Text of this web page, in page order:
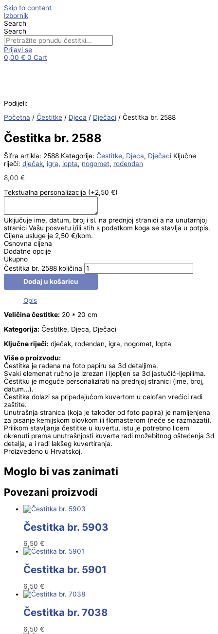
Skip to content
Izbornik
Search
Search
Prijavi se
0,00 € 0 Cart
Podijeli:
Početna / Čestitke / Djeca / Dječaci / Čestitka br. 2588
Čestitka br. 2588
Šifra artikla: 2588 Kategorije: Čestitke, Djeca, Dječaci Ključne
riječi: dječak, igra, lopta, nogomet, rođendan
8,00 €
Tekstualna personalizacija (+2,50 €)
Uključuje ime, datum, broj i sl. na prednjoj stranici a na unutarnjoj
stranici Vašu posvetu i/ili stih s podatkom koga se stavlja u potpis.
Cijena usluge je 2,50 €/kom.
Osnovna cijena
Dodatne opcije
Ukupno
Čestitka br. 2588 količina
Dodaj u košaricu
Opis
Veličina čestitke: 20 * 20 cm
Kategorija: Čestitke, Djeca, Dječaci
Ključne riječi: dječak, rođendan, igra, nogomet, lopta
Više o proizvodu:
Čestitka je rađena na foto papiru sa 3d detaljima.
Svaki elemenat ručno je izrezan i ljepljen sa 3d jastučić-ljepilima.
Čestitku je moguće personalizirati na prednjoj stranici (ime, broj,
datum…).
Čestitka dolazi sa pripadajućom kuvertom u celofan vrećici radi
zaštite.
Unutrašnja stranica (koja je također od foto papira) je namijenjena
za pisanje kemijskom olovkom ili flomasterom (neće se razmazati).
Prilikom stavljanja čestitke u kuvertu, istu je potrebno licem
okrenuti prema unutrašnjosti kuverte radi možebitnog oštećenja 3d
detalja, a i radi lakšeg kuvertiranja.
Proizvedeno u Hrvatskoj.
Moglo bi vas zanimati
Povezani proizvodi
Čestitka br. 5903
6,50 €
Čestitka br. 5901
6,50 €
Čestitka br. 7038
6,50 €